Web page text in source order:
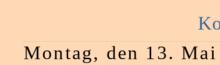
Montag, den 13.